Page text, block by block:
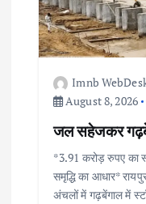
Imnb
August 8, 2026
जल सहेजकर
*3.91 करोड़ रुपए का
समृद्धि का आधार*
अंचलों में गढ़बेंगाल में